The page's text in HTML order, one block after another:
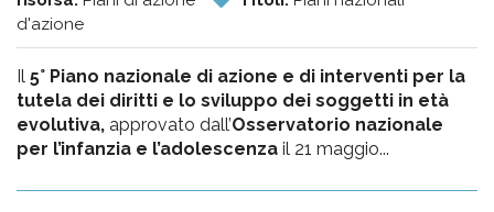
d'azione
Il 5° Piano nazionale di azione e di interventi per la
tutela dei diritti e lo sviluppo dei soggetti in età
evolutiva, approvato dall’Osservatorio nazionale
per l’infanzia e l’adolescenza il 21 maggio...